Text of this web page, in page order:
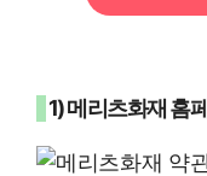
1) 메리츠화재 홈